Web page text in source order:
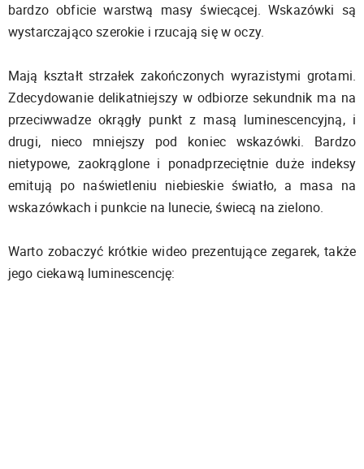
bardzo obficie warstwą masy świecącej. Wskazówki są
wystarczająco szerokie i rzucają się w oczy.
Mają kształt strzałek zakończonych wyrazistymi grotami.
Zdecydowanie delikatniejszy w odbiorze sekundnik ma na
przeciwwadze okrągły punkt z masą luminescencyjną, i
drugi, nieco mniejszy pod koniec wskazówki. Bardzo
nietypowe, zaokrąglone i ponadprzeciętnie duże indeksy
emitują po naświetleniu niebieskie światło, a masa na
wskazówkach i punkcie na lunecie, świecą na zielono.
Warto zobaczyć krótkie wideo prezentujące zegarek, także
jego ciekawą luminescencję: